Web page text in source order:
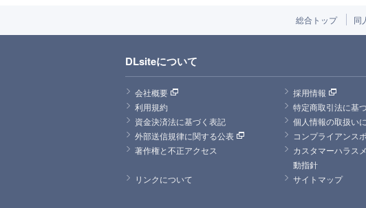
総合トップ 同
DLsiteについて
会社概要
採用情報
利用規約
特定商取引法に基
資金決済法に基づく表記
個人情報の取扱い
外部送信規律に関する公表
コンプライアンス
著作権と不正アクセス
カスタマーハラス
動指針
リンクについて
サイトマップ